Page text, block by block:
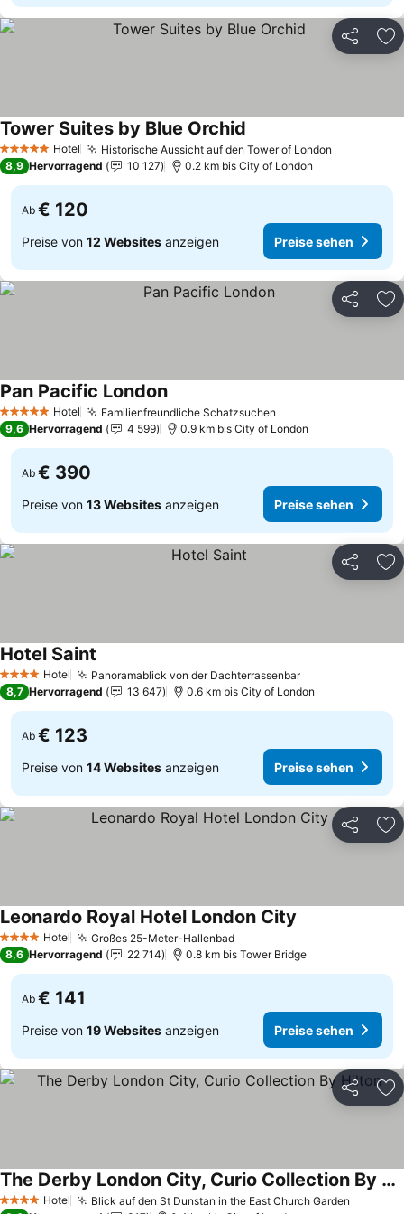
Teilen
5 Sterne Hotel Historische Aussicht auf den Tower of London
Tower Suites by Blue Orchid
8,9 Hervorragend 10 127 0.2 km bis City of London
Ab € 120
Preise von 12 Websites anzeigen Preise sehen
Teilen
5 Sterne Hotel Familienfreundliche Schatzsuchen
Pan Pacific London
9,6 Hervorragend 4 599 0.9 km bis City of London
Ab € 390
Preise von 13 Websites anzeigen Preise sehen
Teilen
4 Sterne Hotel Panoramablick von der Dachterrassenbar
Hotel Saint
8,7 Hervorragend 13 647 0.6 km bis City of London
Ab € 123
Preise von 14 Websites anzeigen Preise sehen
Teilen
4 Sterne Hotel Großes 25-Meter-Hallenbad
Leonardo Royal Hotel London City
8,6 Hervorragend 22 714 0.8 km bis Tower Bridge
Ab € 141
Preise von 19 Websites anzeigen Preise sehen
Teilen
4 Sterne Hotel Blick auf den St Dunstan in the East Church Garden
The Derby London City, Curio Collection By Hilton